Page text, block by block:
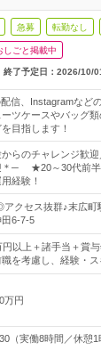
急募 転勤なし
しごと掲載中
終了予定日： 2026/10/
信、Instagramなど
ツケースやバッグ
目指します！
からのチャレンジ歓
＊─ ★20～30代前半
経験！
クセス抜群♪末広町
6-7-5
円以上＋諸手当＋賞
を考慮し、経験・
万円
（実働8時間／休憩